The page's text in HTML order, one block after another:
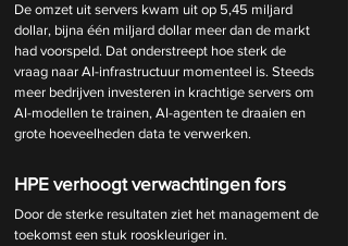
De omzet uit servers kwam uit op 5,45 miljard
dollar, bijna één miljard dollar meer dan de markt
had voorspeld. Dat onderstreept hoe sterk de
vraag naar AI-infrastructuur momenteel is. Steeds
meer bedrijven investeren in krachtige servers om
AI-modellen te trainen, AI-agenten te draaien en
grote hoeveelheden data te verwerken.
HPE verhoogt verwachtingen fors
Door de sterke resultaten ziet het management de
toekomst een stuk rooskleuriger in.